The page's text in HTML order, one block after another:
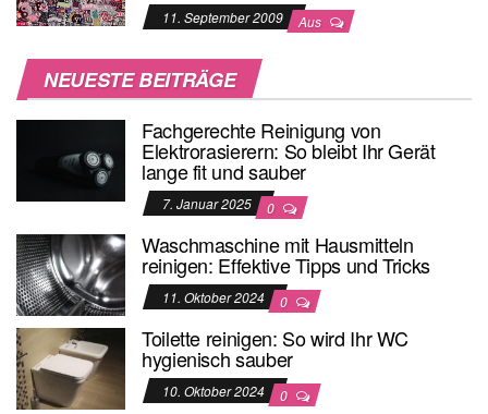
11. September 2009 Aus
NEUESTE BEITRÄGE
Fachgerechte Reinigung von
Elektrorasierern: So bleibt Ihr Gerät
lange fit und sauber
7. Januar 2025 0
Waschmaschine mit Hausmitteln
reinigen: Effektive Tipps und Tricks
11. Oktober 2024 0
Toilette reinigen: So wird Ihr WC
hygienisch sauber
10. Oktober 2024 0